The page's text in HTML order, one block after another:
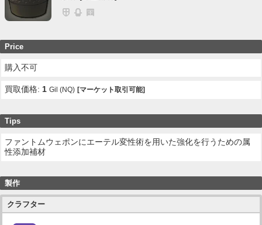
Price
購入不可
買取価格:1 Gil (NQ) [マーケット取引可能]
Tips
ファントムウェポンにエーテル変性術を用いた強化を行うための属
性添加補材
製作
クラフター